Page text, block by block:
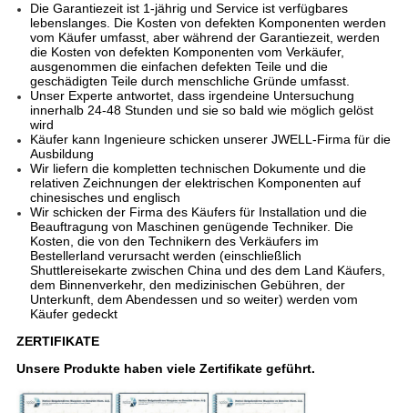
Die Garantiezeit ist 1-jährig und Service ist verfügbares
lebenslanges. Die Kosten von defekten Komponenten werden
vom Käufer umfasst, aber während der Garantiezeit, werden
die Kosten von defekten Komponenten vom Verkäufer,
ausgenommen die einfachen defekten Teile und die
geschädigten Teile durch menschliche Gründe umfasst.
Unser Experte antwortet, dass irgendeine Untersuchung
innerhalb 24-48 Stunden und sie so bald wie möglich gelöst
wird
Käufer kann Ingenieure schicken unserer JWELL-Firma für die
Ausbildung
Wir liefern die kompletten technischen Dokumente und die
relativen Zeichnungen der elektrischen Komponenten auf
chinesisches und englisch
Wir schicken der Firma des Käufers für Installation und die
Beauftragung von Maschinen genügende Techniker. Die
Kosten, die von den Technikern des Verkäufers im
Bestellerland verursacht werden (einschließlich
Shuttlereisekarte zwischen China und des dem Land Käufers,
dem Binnenverkehr, den medizinischen Gebühren, der
Unterkunft, dem Abendessen und so weiter) werden vom
Käufer gedeckt
ZERTIFIKATE
Unsere Produkte haben viele Zertifikate geführt.